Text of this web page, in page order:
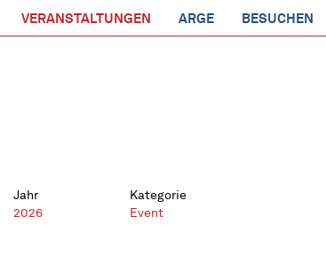
VERANSTALTUNGEN ARGE BESUCHEN
Jahr
2026
Kategorie
Event